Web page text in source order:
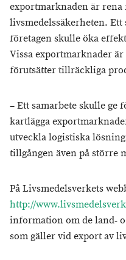
exportmarknaden är
livsmedelssäkerheten.
företagen skulle öka
Vissa exportmarknader
förutsätter tillräckliga
– Ett samarbete skulle ge
kartlägga
utveckla logistiska
tillgången även på större
På Livsmedelsverkets
http://
information om de land-
som gäller vid export av